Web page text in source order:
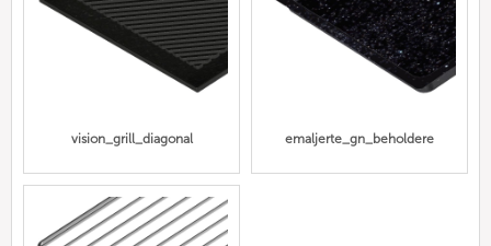
vision_grill_diagonal emaljerte_gn_beholdere